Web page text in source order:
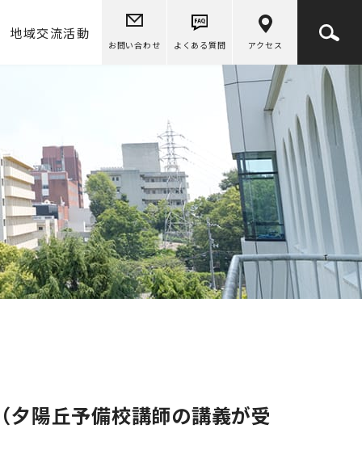
地域交流活動
お問い合わせ よくある質問 アクセス
陽丘予備校講師の講義が受